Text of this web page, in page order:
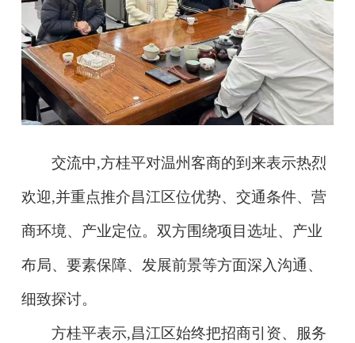
交流中,方桂平对温州客商的到来表示热烈
欢迎,并重点推介昌江区位优势、交通条件、营
商环境、产业定位。双方围绕项目选址、产业
布局、要素保障、发展前景等方面深入沟通、
细致探讨。
方桂平表示,昌江区始终把招商引资、服务